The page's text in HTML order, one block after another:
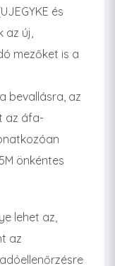
és
az új,
mezőket is a
bevallásra, az
az áfa-
önkéntes
lehet az,
az